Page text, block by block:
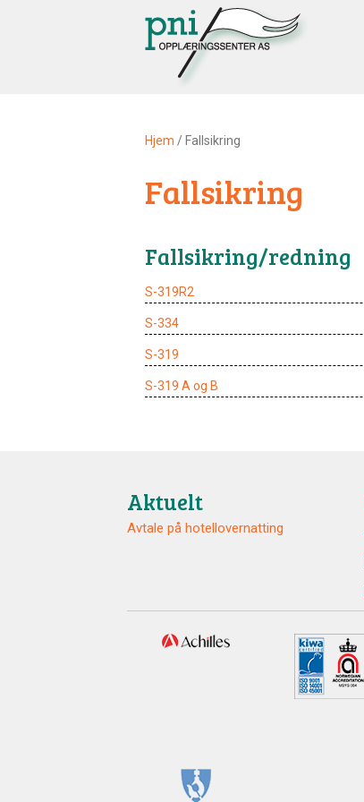
Hjem / Fallsikring
Fallsikring
Fallsikring/redning
S-319R2
S-334
S-319
S-319 A og B
Aktuelt
Avtale på hotellovernatting